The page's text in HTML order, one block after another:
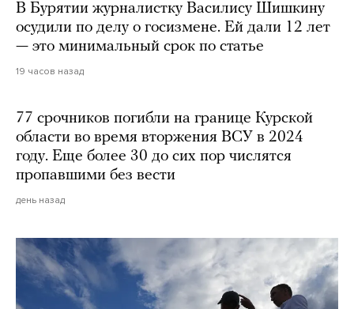
В Бурятии журналистку Василису Шишкину
осудили по делу о госизмене. Ей дали 12 лет
— это минимальный срок по статье
19 часов назад
77 срочников погибли на границе Курской
области во время вторжения ВСУ в 2024
году. Еще более 30 до сих пор числятся
пропавшими без вести
день назад